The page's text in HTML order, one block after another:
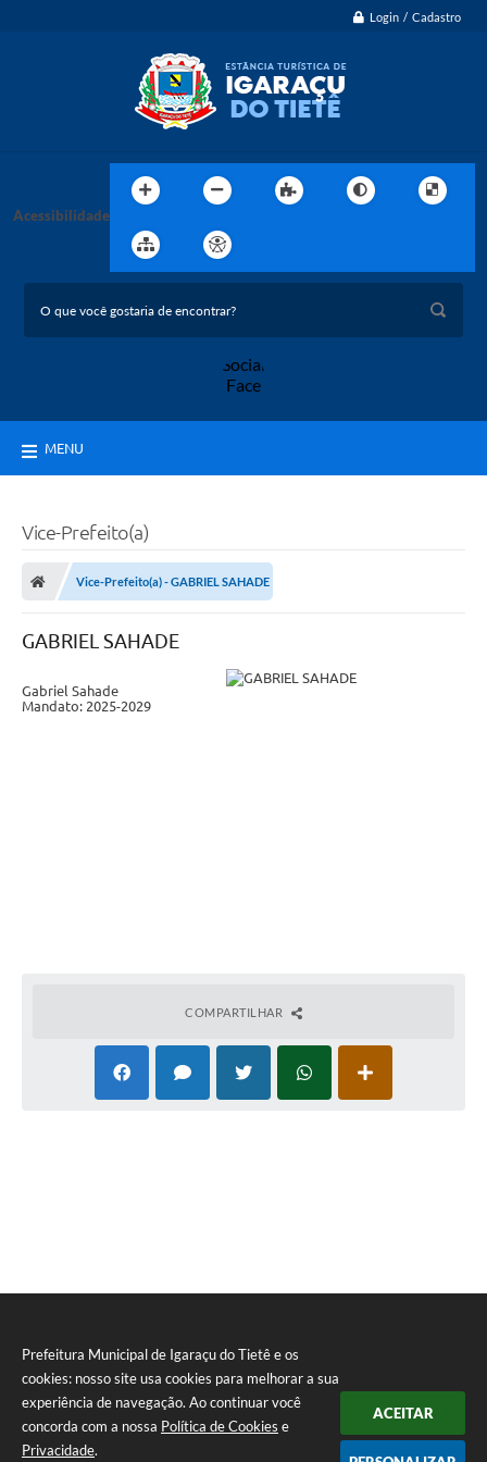
Prefeitura Municipal de Igaraçu do Tietê e os
cookies: nosso site usa cookies para melhorar a sua
experiência de navegação. Ao continuar você
concorda com a nossa Política de Cookies e
Privacidade.
ACEITAR
Login / Cadastro
Acessibilidade
MENU
Vice-Prefeito(a)
Vice-Prefeito(a) - GABRIEL SAHADE
GABRIEL SAHADE
Gabriel Sahade
Mandato: 2025-2029
COMPARTILHAR